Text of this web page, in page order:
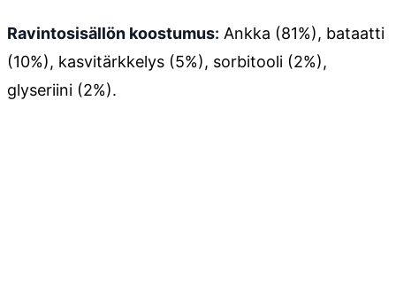
Ravintosisällön koostumus: Ankka (81%), bataatti
(10%), kasvitärkkelys (5%), sorbitooli (2%),
glyseriini (2%).